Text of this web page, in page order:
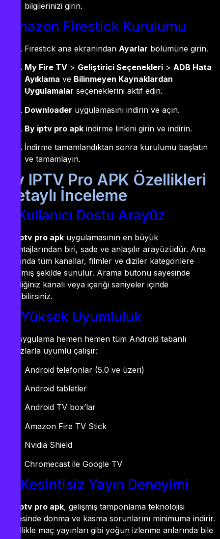
bilgilerinizi girin.
Amazon Firestick Kurulumu
Firestick ana ekranından Ayarlar bölümüne girin.
My Fire TV > Geliştirici Seçenekleri > ADB Hata
Ayıklama ve Bilinmeyen Kaynaklardan
Uygulamalar seçeneklerini aktif edin.
Downloader uygulamasını indirin ve açın.
By iptv pro apk indirme linkini girin ve indirin.
İndirme tamamlandıktan sonra kurulumu başlatın
ve tamamlayın.
By IPTV Pro APK Özellikleri
Detaylı İnceleme
1. Kullanıcı Dostu Arayüz
By iptv pro apk uygulamasının en büyük
avantajlarından biri, sade ve anlaşılır arayüzüdür. Ana
ekranda tüm kanallar, filmler ve diziler kategorilere
ayrılmış şekilde sunulur. Arama butonu sayesinde
istediğiniz kanalı veya içeriği saniyeler içinde
bulabilirsiniz.
2. Yüksek Uyumluluk
Bu uygulama hemen hemen tüm Android tabanlı
cihazlarla uyumlu çalışır:
Android telefonlar (5.0 ve üzeri)
Android tabletler
Android TV box’lar
Amazon Fire TV Stick
Nvidia Shield
Chromecast ile Google TV
3. Kesintisiz Yayın Deneyimi
By iptv pro apk, gelişmiş tamponlama teknolojisi
sayesinde donma ve kasma sorunlarını minimuma indirir.
Özellikle maç yayınları gibi yoğun izlenme anlarında bile